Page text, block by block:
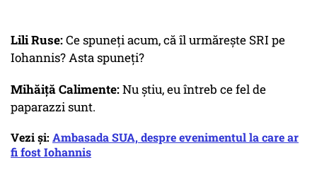
Lili Ruse:Ce spuneți acum, că îl urmărește SRI pe
Iohannis? Asta spuneți?
Mihăiță Calimente:Nu știu, eu întreb ce fel de
paparazzi sunt.
Vezi și: Ambasada SUA, despre evenimentul la care ar
fi fost Iohannis